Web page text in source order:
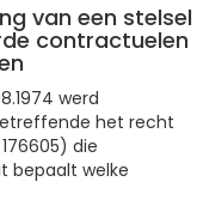
van een stelsel
contractuelen
werd
het recht
die
bepaalt welke